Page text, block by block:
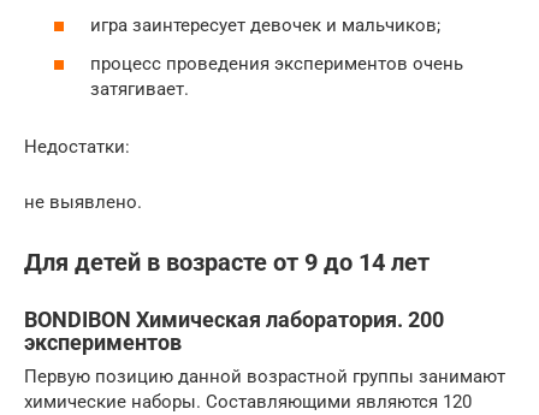
игра заинтересует девочек и мальчиков;
процесс проведения экспериментов очень
затягивает.
Недостатки:
не выявлено.
Для детей в возрасте от 9 до 14 лет
BONDIBON Химическая лаборатория. 200
экспериментов
Первую позицию данной возрастной группы занимают
химические наборы. Составляющими являются 120